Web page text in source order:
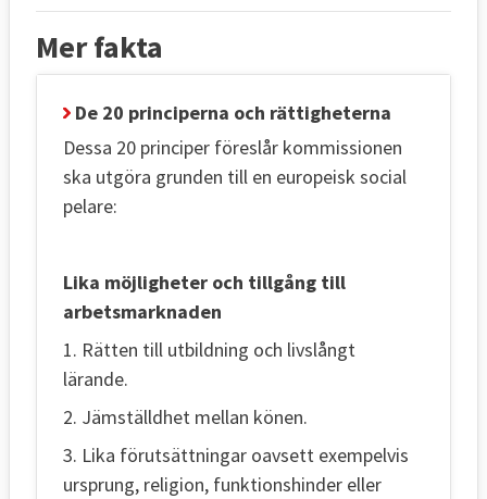
Mer fakta
De 20 principerna och rättigheterna
Dessa 20 principer föreslår kommissionen
ska utgöra grunden till en europeisk social
pelare:
Lika möjligheter och tillgång till
arbetsmarknaden
1. Rätten till utbildning och livslångt
lärande.
2. Jämställdhet mellan könen.
3. Lika förutsättningar oavsett exempelvis
ursprung, religion, funktionshinder eller